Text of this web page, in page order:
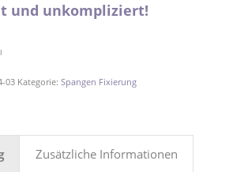
und unkompliziert!
03 Kategorie: Spangen Fixierung
Zusätzliche Informationen